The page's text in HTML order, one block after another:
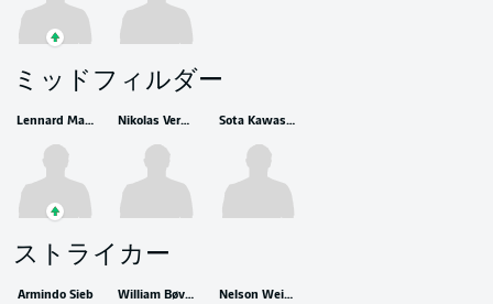
ミッドフィルダー
Lennard Maloney Nikolas Veratschnig Sota Kawasaki
ストライカー
Armindo Sieb William Bøving Nelson Weiper